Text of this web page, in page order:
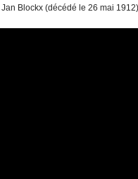
Blockx (décédé le 26 mai